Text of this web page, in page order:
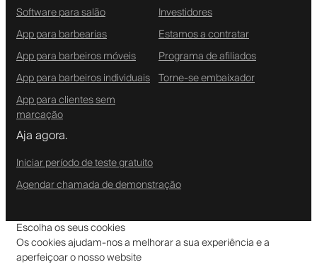
Software para salão
App para barbearias
App para barbeiros móveis
App para barbeiros individuais
App para clientes sem
marcação
Investidores
Estamos a contratar
Programa de afiliados
Torne-se embaixador
Aja agora.
Iniciar período de teste gratuito
Agendar chamada de demonstração
Escolha os seus cookies
Os cookies ajudam-nos a melhorar a sua experiência e a
aperfeiçoar o nosso website